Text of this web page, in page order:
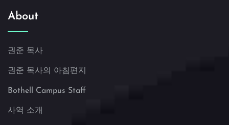
About
권준 목사
권준 목사의 아침편지
Bothell Campus Staff
사역 소개